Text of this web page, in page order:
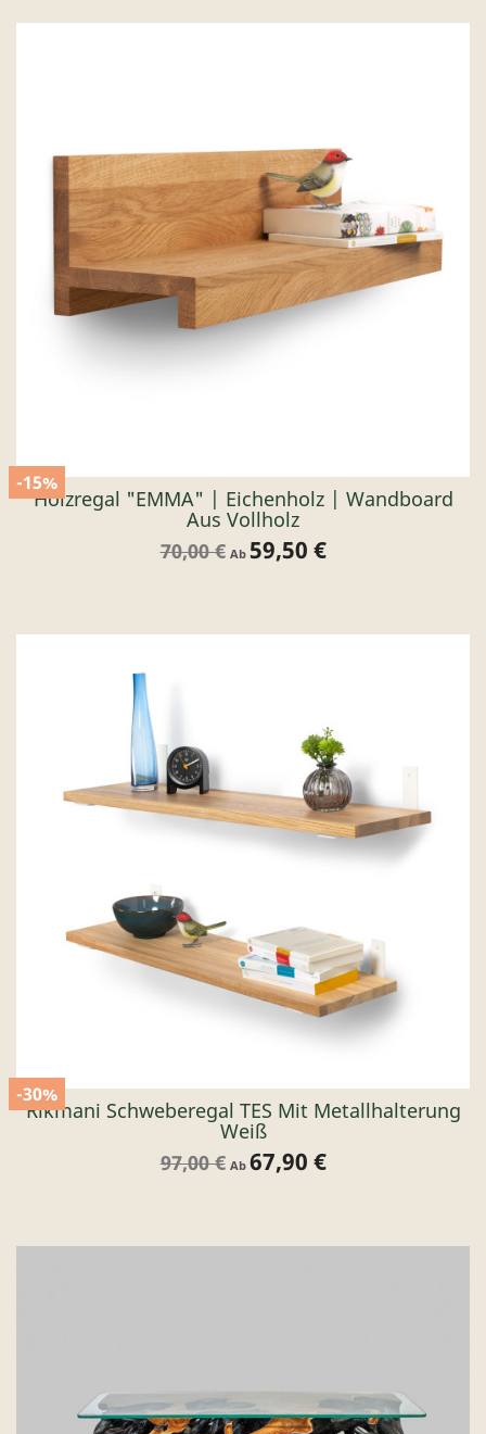
Holzregal "EMMA" | Eichenholz | Wandboard
Aus Vollholz
Verkaufspreis
70,00 €
-15%
Ab Preis
59,50 €
Rikmani Schweberegal TES Mit Metallhalterung
Weiß
Verkaufspreis
97,00 €
-30%
Ab Preis
67,90 €